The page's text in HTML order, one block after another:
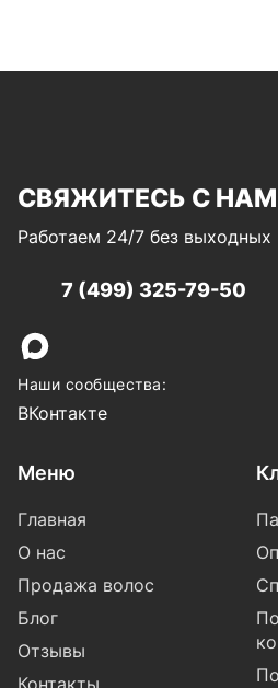
СВЯЖИТЕСЬ С
Работаем 24/7 без выходных
7 (499) 325-79-50
Наши сообщества:
ВКонтакте
Меню
Главная
О нас
Продажа волос
Блог
Отзывы